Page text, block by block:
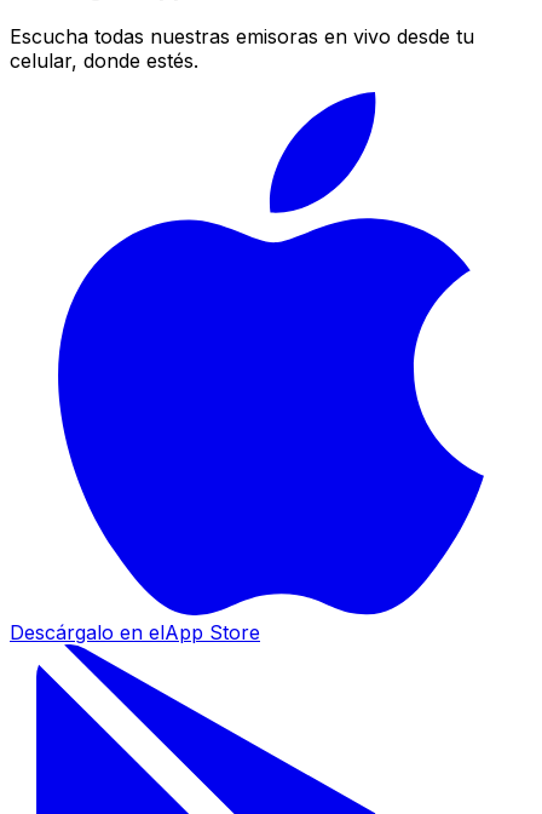
Escucha todas nuestras emisoras en vivo desde tu
celular, donde estés.
Descárgalo en elApp Store